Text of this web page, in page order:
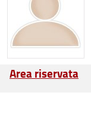
Area riservata